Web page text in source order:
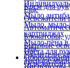
Крем для рук
Мыло
Мыло, мыло-
картриджах
Мыло-пена в
Паста для
Твердое
Еще
Освежители
Блокаторы,
Бытовые
Удалители
Освежители
Еще
Диспенсеры